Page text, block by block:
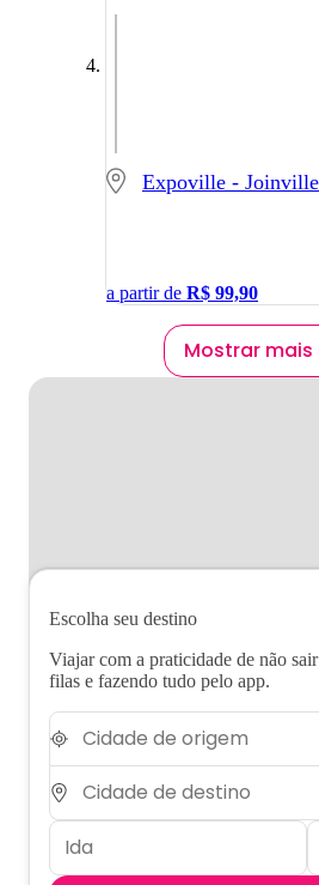
Expoville -
a partir de R$ 99,90
Mostrar
Escolha seu destino
Viajar com a praticidade de não
filas e fazendo tudo pelo app.